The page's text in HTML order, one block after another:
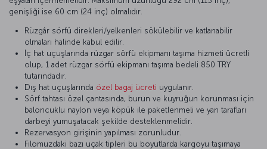
genişliği ise 60 cm (24 inç) olmalıdır.
Rüzgâr sörfü direkleri/yelkenleri sökülebilir ve katlanabilir
olmaları halinde kabul edilir.
İç hat uçuşlarında rüzgar sörfü ekipmanı taşıma hizmeti ücretli
olup, 1 adet rüzgar sörfü ekipmanı taşıma bedeli 850 TRY
tutarındadır.
Dış hat uçuşlarında özel bagaj ücreti uygulanır.
Sörf tahtası özel çantasında, burun ve kuyruğun korunması için
baloncuklu naylon veya köpük ile paketlenmeli ve yan tarafları
darbeyi yumuşatacak şekilde desteklenmelidir.
Rezervasyon girişinin yapılması zorunludur.
Filomuzdaki bazı uçak tipleri bu boyutlarda kargoyu taşımaya